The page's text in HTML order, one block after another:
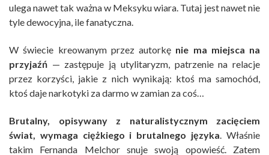
ulega nawet tak ważna w Meksyku wiara. Tutaj jest nawet nie
tyle dewocyjna, ile fanatyczna.
W świecie kreowanym przez autorkę nie ma miejsca na
przyjaźń — zastępuje ją utylitaryzm, patrzenie na relacje
przez korzyści, jakie z nich wynikają: ktoś ma samochód,
ktoś daje narkotyki za darmo w zamian za coś…
Brutalny, opisywany z naturalistycznym zacięciem
świat, wymaga ciężkiego i brutalnego języka. Właśnie
takim Fernanda Melchor snuje swoją opowieść. Zatem